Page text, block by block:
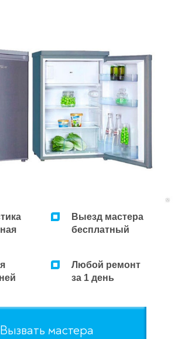
Выезд мастера
бесплатный
Любой ремонт
за 1 день
Вызвать мастера